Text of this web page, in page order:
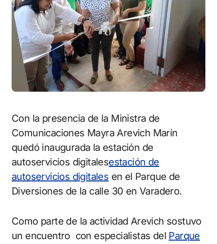
Con la presencia de la Ministra de
Comunicaciones Mayra Arevich Marín
quedó inaugurada la estación de
autoservicios digitalesestación de
autoservicios digitales en el Parque de
Diversiones de la calle 30 en Varadero.
Como parte de la actividad Arevich sostuvo
un encuentro con especialistas del Parque